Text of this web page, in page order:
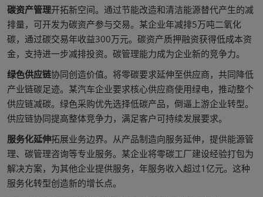
碳资产管理开拓新空间。通过节能改造和清洁能源替代产生的减
排量，可开发为碳资产参与交易。某企业年减排5万吨二氧化
碳，通过碳交易年收益300万元。碳资产质押融资获得低成本资
金，支持进一步减排投资。碳管理能力成为企业新的竞争力。
绿色供应链协同创造价值。将零碳要求延伸至供应商，共同降低
产业链碳足迹。某汽车企业要求核心供应商使用绿电，推动整个
供应链减碳。绿色采购优先选择低碳产品，倒逼上游企业转型。
供应链协同提高整体竞争力，满足客户可持续发展要求。
服务化延伸拓展业务边界。从产品制造向服务延伸，提供能源管
理、碳管理咨询等专业服务。某企业将零碳工厂建设经验打包为
解决方案，为其他企业提供服务，年服务收入超过1亿元。这种
服务化转型创造新的增长点。